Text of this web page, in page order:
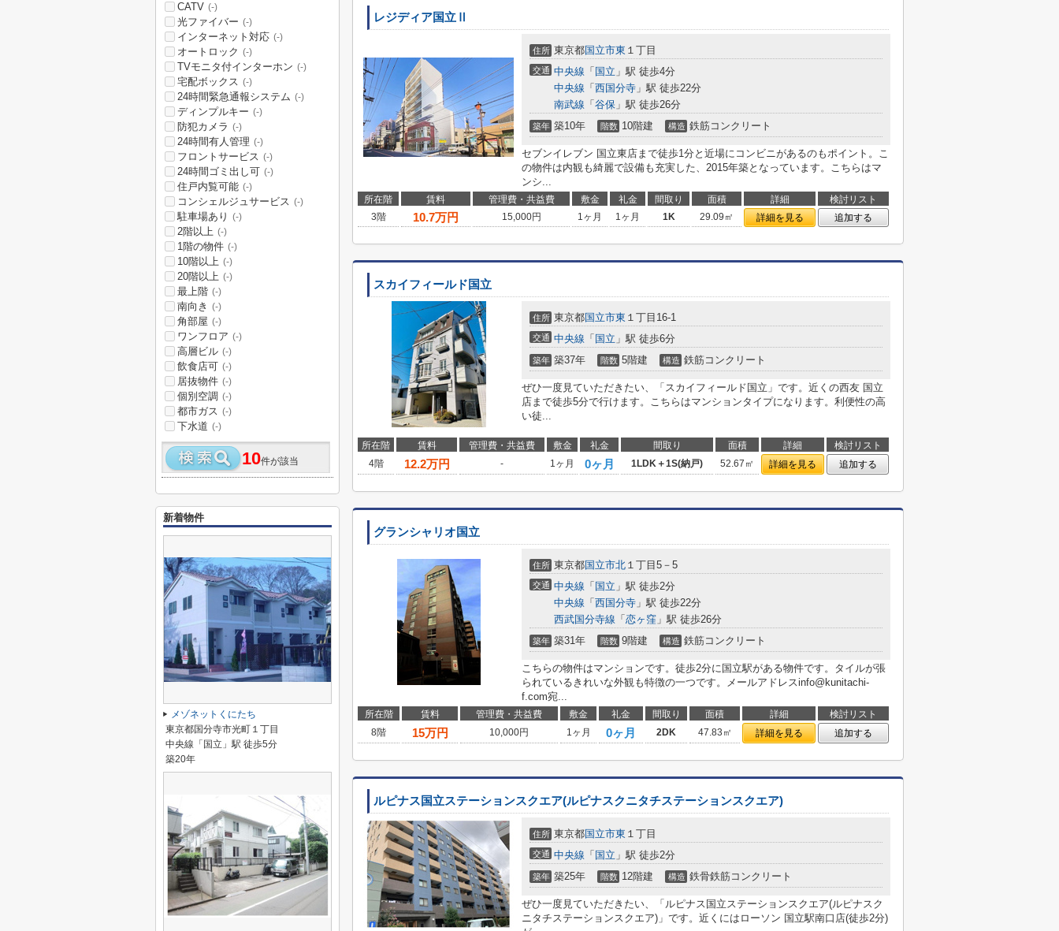
レジディア国立Ⅱ
住所 東京都国立市東 １丁目
交通 中央線 「 国立 」駅 徒歩4分
中央線 「 西国分寺 」駅 徒歩22分
南武線 「 谷保 」駅 徒歩26分
築年 築10年 階数 10階建 構造 鉄筋コンクリート
セブンイレブン 国立東店まで徒歩1分と近場にコンビニがあるのもポイント。こ
の物件は内観も綺麗で設備も充実した、2015年築となっています。こちらはマ
ンシ...
所在階 賃料 管理費・共益費 敷金 礼金 間取り 面積 詳細
検討リスト
3階
10.7万円 15,000円 1ヶ月 1ヶ月 1K 29.09㎡ 詳細を見る 追加する
スカイフィールド国立
住所 東京都国立市東 １丁目16-1
交通 中央線 「 国立 」駅 徒歩6分
築年 築37年 階数 5階建 構造 鉄筋コンクリート
ぜひ一度見ていただきたい、「スカイフィールド国立」です。近くの西友 国立
店まで徒歩5分で行けます。こちらはマンションタイプになります。利便性の高
い徒...
所在階 賃料 管理費・共益費 敷金 礼金 間取り 面積 詳細
検討リスト
4階
12.2万円 - 1ヶ月 0ヶ月 1LDK＋1S(納戸) 52.67㎡ 詳細を見る 追加する
グランシャリオ国立
住所 東京都国立市北 １丁目5－5
交通 中央線 「 国立 」駅 徒歩2分
中央線 「 西国分寺 」駅 徒歩22分
西武国分寺線 「 恋ヶ窪 」駅 徒歩26分
築年 築31年 階数 9階建 構造 鉄筋コンクリート
こちらの物件はマンションです。徒歩2分に国立駅がある物件です。タイルが張
られているきれいな外観も特徴の一つです。メールアドレスinfo@kunitachi-
f.com宛...
所在階 賃料 管理費・共益費 敷金 礼金 間取り 面積 詳細
検討リスト
8階
15万円 10,000円 1ヶ月 0ヶ月 2DK 47.83㎡ 詳細を見る 追加する
ルピナス国立ステーションスクエア(ルピナスクニタチステーションスクエア)
住所 東京都国立市東 １丁目
交通 中央線 「 国立 」駅 徒歩2分
築年 築25年 階数 12階建 構造 鉄骨鉄筋コンクリート
ぜひ一度見ていただきたい、「ルピナス国立ステーションスクエア(ルピナスク
ニタチステーションスクエア)」です。近くにはローソン 国立駅南口店(徒歩2分)
CATV (-)
光ファイバー (-)
インターネット対応 (-)
オートロック (-)
TVモニタ付インターホン (-)
宅配ボックス (-)
24時間緊急通報システム (-)
ディンプルキー (-)
防犯カメラ (-)
24時間有人管理 (-)
フロントサービス (-)
24時間ゴミ出し可 (-)
住戸内覧可能 (-)
コンシェルジュサービス (-)
駐車場あり (-)
2階以上 (-)
1階の物件 (-)
10階以上 (-)
20階以上 (-)
最上階 (-)
南向き (-)
角部屋 (-)
ワンフロア (-)
高層ビル (-)
飲食店可 (-)
居抜物件 (-)
個別空調 (-)
都市ガス (-)
下水道 (-)
10件が該当
新着物件
メゾネットくにたち
東京都国分寺市光町１丁目
中央線「国立」駅 徒歩5分
築20年